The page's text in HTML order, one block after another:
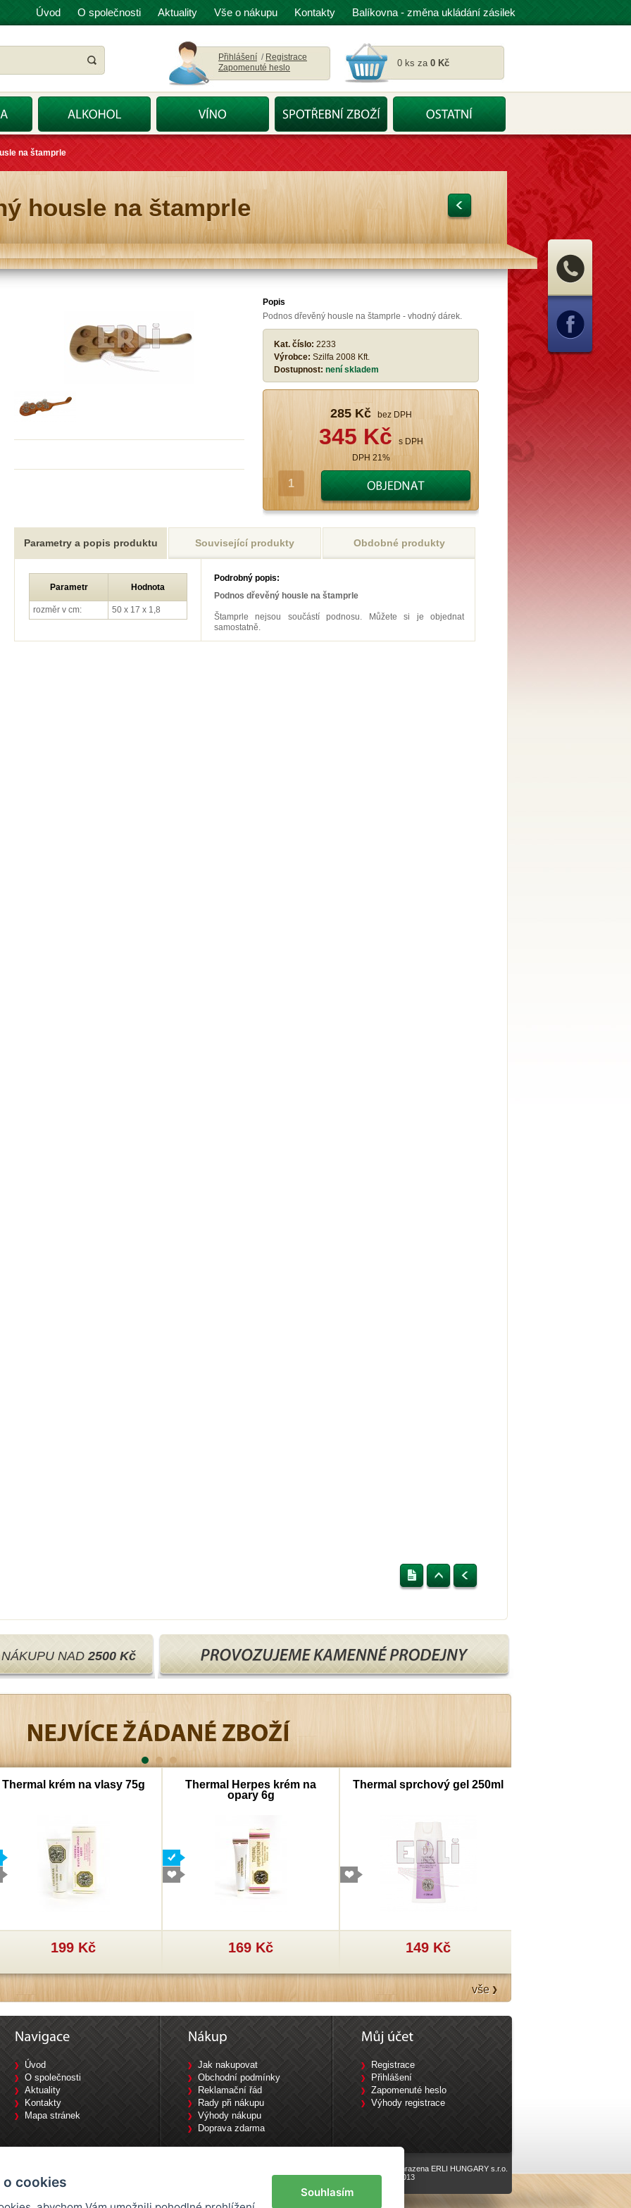
Úvod O společnosti Aktuality Vše o nákupu Kontakty Balíkovna - změna ukládání zásilek
Přihlášení / Registrace
Zapomenuté heslo
0 ks za 0 Kč
na štamprle
housle na štamprle
Popis
Podnos dřevěný housle na štamprle - vhodný dárek.
Kat. číslo: 2233
Výrobce: Szilfa 2008 Kft.
Dostupnost: není skladem
285 Kč bez DPH
345 Kč
s DPH
DPH 21%
Parametry a popis produktu Související produkty Obdobné produkty
Parametr Hodnota
rozměr v cm: 50 x 17 x 1,8
Podrobný popis:
Podnos dřevěný housle na štamprle
Štamprle nejsou součástí podnosu. Můžete si je objednat
samostatně.
NAD2500 Kč
Thermal krém na vlasy 75g
199 Kč
Thermal Herpes krém na
opary 6g
169 Kč
Thermal sprchový gel 250ml
149 Kč
vše
Úvod
O společnosti
Aktuality
Kontakty
Mapa stránek
Jak nakupovat
Obchodní podmínky
Reklamační řád
Rady při nákupu
Výhody nákupu
Doprava zdarma
Registrace
Přihlášení
Zapomenuté heslo
Výhody registrace
Tyršova 1840/10, 702 00 Ostrava / Tel: 733 644 777
Všechna práva vyhrazena ERLI HUNGARY s.r.o.
vyrobiloEline.cz , 2013
cookies
Souhlasím